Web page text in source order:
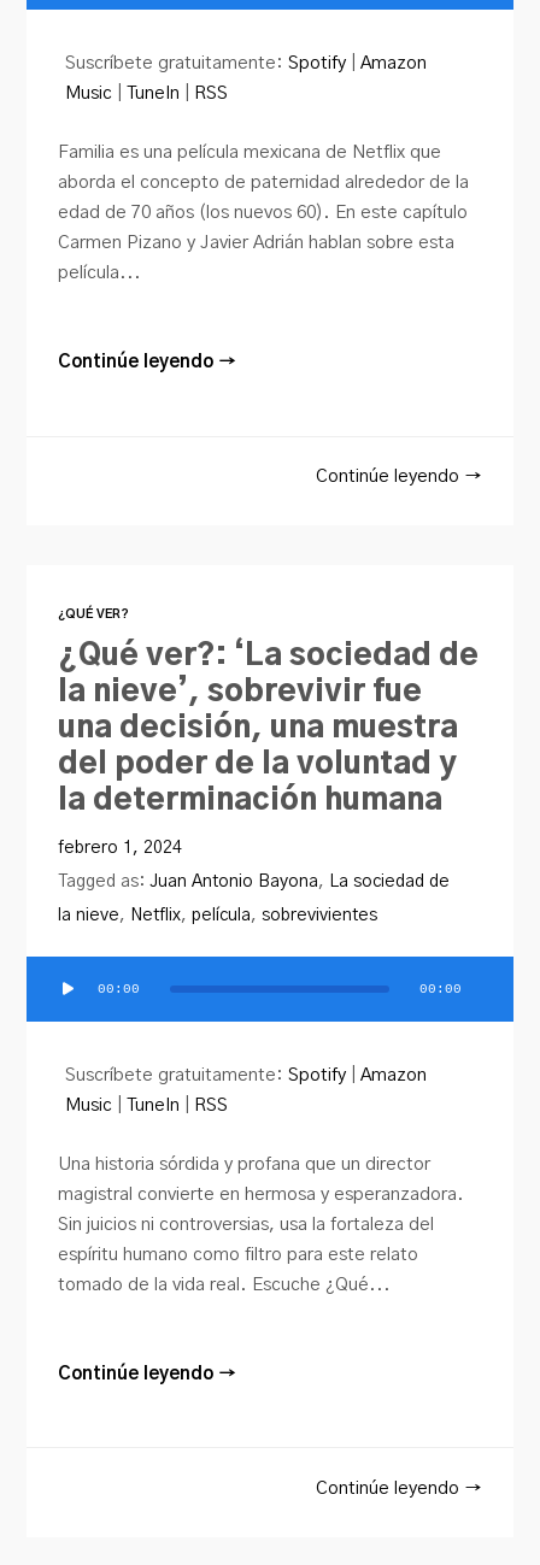
Suscríbete gratuitamente:Spotify |Amazon
Music |TuneIn RSS
Familia es una película mexicana de Netflix que
aborda el concepto de paternidad alrededor de la
edad de 70 años (los nuevos 60). En este capítulo
Carmen Pizano y Javier Adrián hablan sobre esta
película...
Continúe leyendo →
Continúe leyendo →
¿QUÉ VER?
¿Qué ver?: ‘La sociedad de
la nieve’, sobrevivir fue
una decisión, una muestra
del poder de la voluntad y
la determinación humana
febrero 1, 2024
Tagged as:Juan Antonio Bayona,
La sociedad de
la nieve, Netflix,película,sobrevivientes
Reproductor
00:00 00:00
Suscríbete gratuitamente:Spotify |Amazon
Music |TuneIn RSS
Una historia sórdida y profana que un director
magistral convierte en hermosa y esperanzadora.
Sin juicios ni controversias, usa la fortaleza del
espíritu humano como filtro para este relato
tomado de la vida real. Escuche ¿Qué...
Continúe leyendo →
Continúe leyendo →